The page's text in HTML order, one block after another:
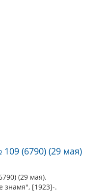
(6790) (29 мая)
(29 мая).
знамя", [1923]-.